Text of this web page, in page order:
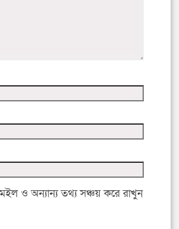
ও অন্যান্য তথ্য সঞ্চয় করে রাখুন